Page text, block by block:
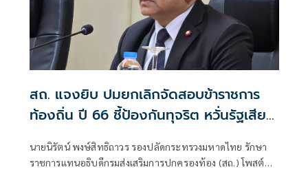
สถ. แจงยิบ ปมยกเลิกจัดสอบข้าราชการ
ท้องถิ่น ปี 66 ชี้ป้องกันทุจริต หวั่นรัฐเสีย
นายนิรัตน์ พงษ์สิทธิถาวร รองปลัดกระทรวงมหาดไทย รักษา
ราชการแทนอธิบดีกรมส่งเสริมการปกครองท้อง (สถ.) โพสต์